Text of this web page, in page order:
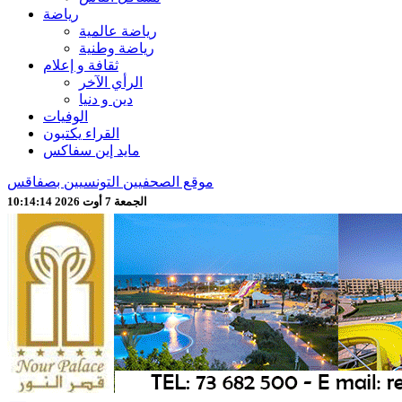
رياضة
رياضة عالمية
رياضة وطنية
ثقافة و إعلام
الرأي الآخر
دين و دنيا
الوفيات
القراء يكتبون
مايد إين سفاكس
موقع الصحفيين التونسيين بصفاقس
الجمعة 7 أوت 2026 10:14:16